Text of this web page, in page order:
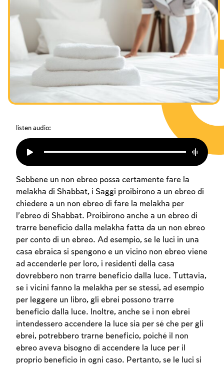
I digiuni commemorativi della distruzione del Tempio
Hanukkah
Purìm
listen audio:
Sebbene un non ebreo possa certamente fare la
melakha di Shabbat, i Saggi proibirono a un ebreo di
chiedere a un non ebreo di fare la melakha per
l’ebreo di Shabbat. Proibirono anche a un ebreo di
trarre beneficio dalla melakha fatta da un non ebreo
per conto di un ebreo. Ad esempio, se le luci in una
casa ebraica si spengono e un vicino non ebreo viene
ad accenderle per loro, i residenti della casa
dovrebbero non trarre beneficio dalla luce. Tuttavia,
se i vicini fanno la melakha per se stessi, ad esempio
per leggere un libro, gli ebrei possono trarre
beneficio dalla luce. Inoltre, anche se i non ebrei
intendessero accendere la luce sia per sé che per gli
ebrei, potrebbero trarne beneficio, poiché il non
ebreo aveva bisogno di accendere la luce per il
proprio beneficio in ogni caso. Pertanto, se le luci si